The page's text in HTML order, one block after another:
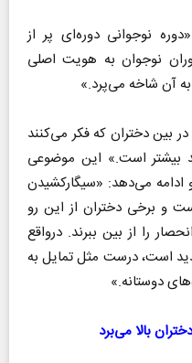
نوجوانی دوره‌ای پر از
نوجوان به هویت اصلی
آن شاخه می‌پرد.»
بین دختران که فکر می‌کنند
بیشتر است.» این موضوعی
می‌دهد: «سیگارکشیدن
و برخی دختران از این رو
را از بین ببرند. درواقع
است، درست مثل تمایل به
دوستانه.»
بالا می‌برد